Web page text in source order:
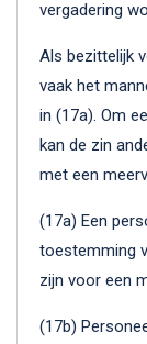
vergadering
Als bezittelijk
vaak het
in (17a). Om
kan de zin
met een
(17a) Een
toestemming
zijn voor een
(17b)